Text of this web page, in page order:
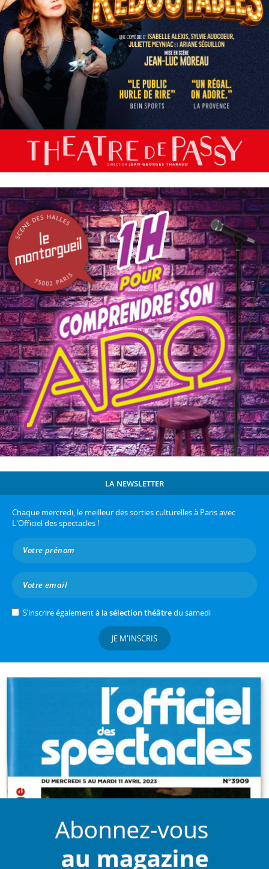
LA NEWSLETTER
Chaque mercredi, le meilleur des sorties culturelles à Paris avec
L'Officiel des spectacles !
S’inscrire également à lasélection théâtredu samedi
JE M'INSCRIS